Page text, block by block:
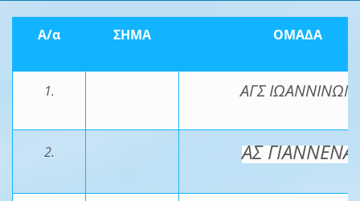
Α/α ΣΗΜΑ ΟΜΑΔΑ
1. ΑΓΣ ΙΩΑΝΝΙΝΩΝ
2. ΑΣ ΓΙΑΝΝΕΝΑ